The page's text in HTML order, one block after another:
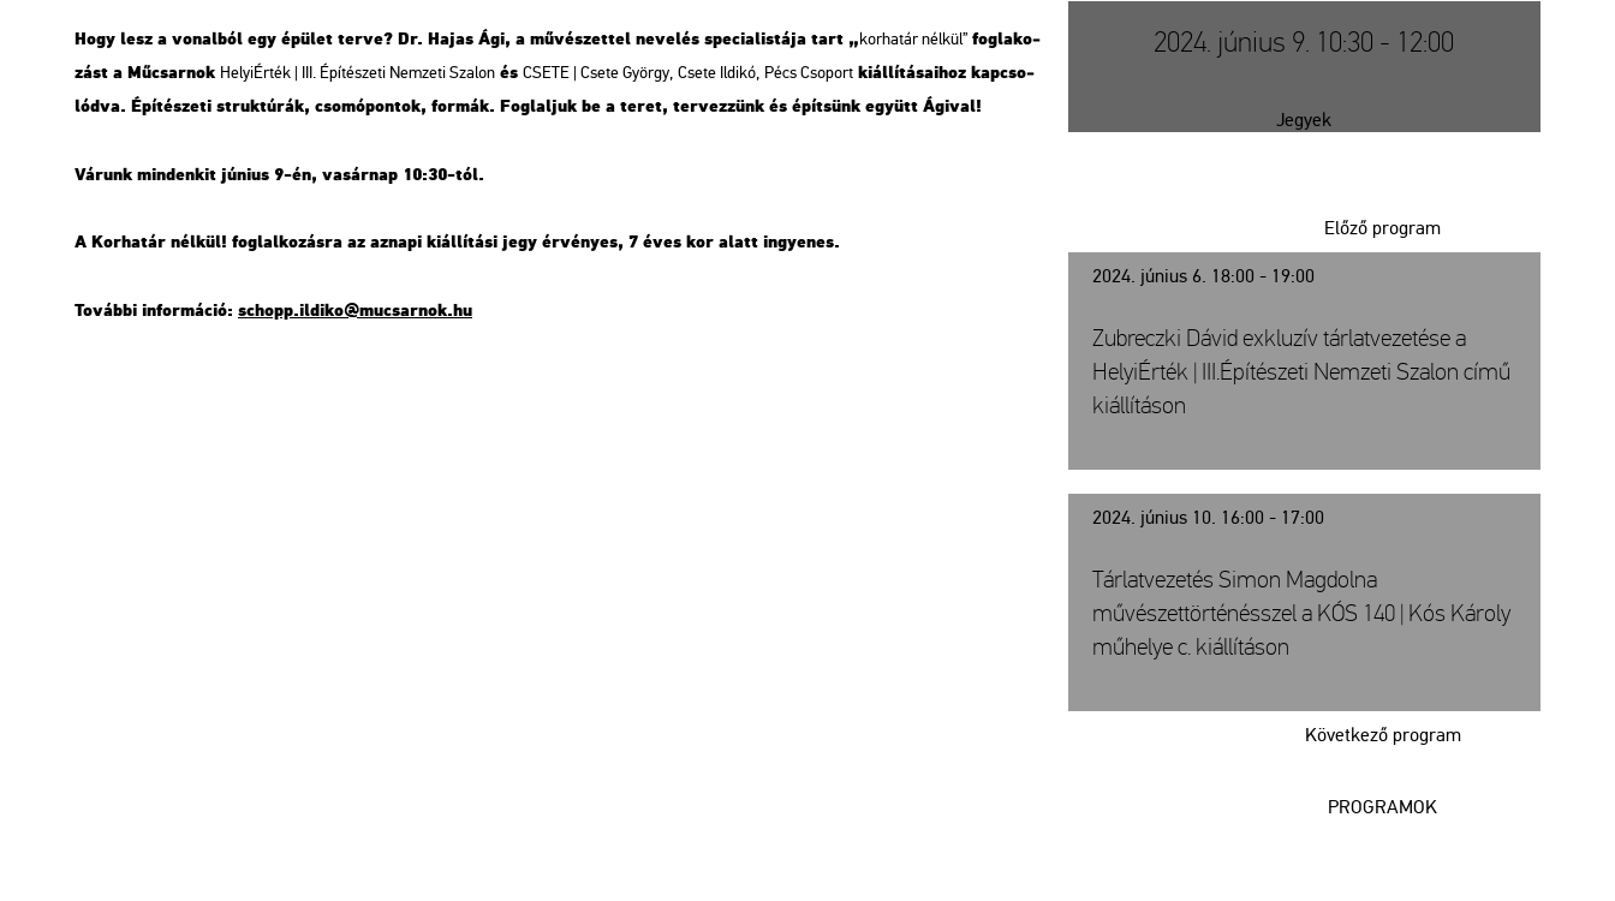
Hogy lesz a vo­nal­ból egy épü­let terve? Dr. Hajas Ági, a mű­vé­szet­tel ne­ve­lés spe­ci­a­lis­tá­ja tart „kor­ha­tár nél­kül” fog­la­ko­
zást a Mű­csar­nok He­lyi­Ér­ték | III. Épí­té­sze­ti Nem­ze­ti Sza­lon és CSETE | Csete György, Csete Il­di­kó, Pécs Cso­port ki­ál­lí­tá­sa­i­hoz kap­cso­
lód­va. Épí­té­sze­ti struk­tú­rák, cso­mó­pon­tok, for­mák. Fog­lal­juk be a teret, ter­vez­zünk és épít­sünk együtt Ági­val!
Vá­runk min­den­kit jú­ni­us 9-én, va­sár­nap 10:30-tól.
A Kor­ha­tár nél­kül! fog­lal­ko­zás­ra az az­na­pi ki­ál­lí­tá­si jegy ér­vé­nyes, 7 éves kor alatt in­gye­nes.
To­váb­bi in­for­má­ció: schopp.​il­di­ko@​mu­csar­nok.​hu
2024. június 9. 10:30 - 12:00
Jegyek
2024. június 6. 18:00 - 19:00
Előző program
Zubreczki Dávid exkluzív tárlatvezetése a
HelyiÉrték | III.Építészeti Nemzeti Szalon című
kiállításon
2024. június 10. 16:00 - 17:00
Következő program
Tárlatvezetés Simon Magdolna
művészettörténésszel a KÓS 140 | Kós Károly
műhelye c. kiállításon
PROGRAMOK